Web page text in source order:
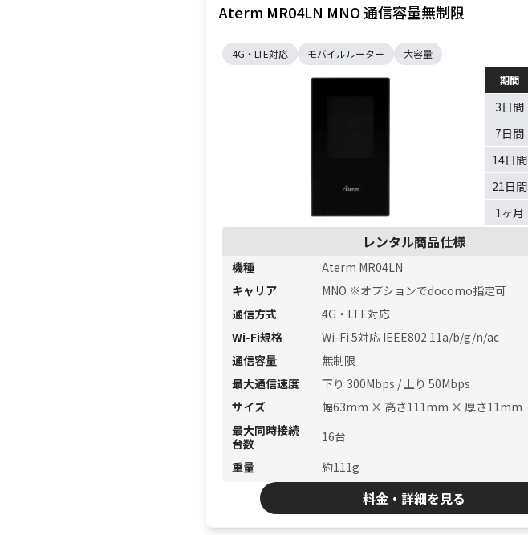
Aterm MR04LN MNO 通信容量無制限
4G・LTE対応 モバイルルーター
大容量
期間
3日間
7日間
14日間
21日間
1ヶ月
レンタル商品仕様
機種
Aterm MR04LN
キャリア
MNO ※オプションでdocomo指定可
通信方式
4G・LTE対応
Wi-Fi規格
Wi-Fi 5対応 IEEE802.11a/b/g/n/ac
通信容量
無制限
最大通信速度
下り 300Mbps / 上り 50Mbps
サイズ
幅63mm × 高さ111mm × 厚さ11mm
最大同時接続
台数
16台
重量
約111g
料金・詳細を見る